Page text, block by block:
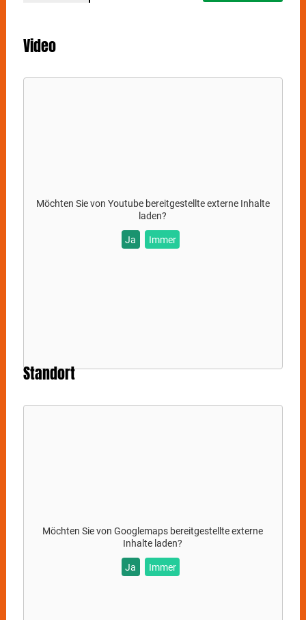
Video
Möchten Sie von Youtubebereitgestellte externe Inhalte
laden?
Ja Immer
Standort
Möchten Sie vonGooglemaps bereitgestellte externe
Inhalte laden?
Ja Immer